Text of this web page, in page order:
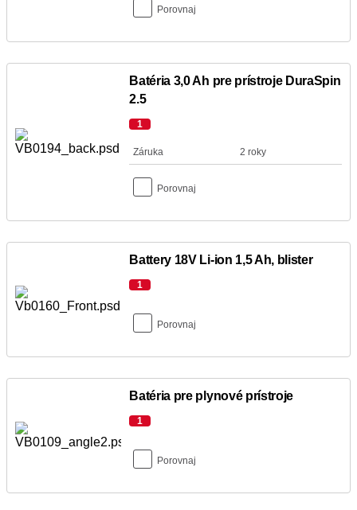
Porovnaj
Batéria 3,0 Ah pre prístroje DuraSpin
2.5
1
Záruka 2 roky
Porovnaj
Battery 18V Li-ion 1,5 Ah, blister
1
Porovnaj
Batéria pre plynové prístroje
1
Porovnaj